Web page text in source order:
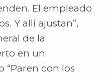
El empleado
Y allí ajustan”,
de la
en un
con los